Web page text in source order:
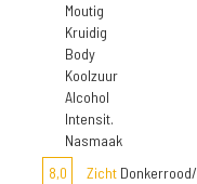
Moutig
Kruidig
Body
Koolzuur
Alcohol
Intensit.
Nasmaak
8,0
Zicht